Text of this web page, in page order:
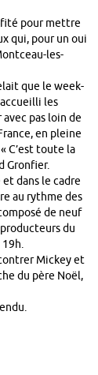
pour mettre
qui, pour un oui
les-
que le week-
les
pas loin de
en pleine
C’est toute la
Gronfier.
dans le cadre
au rythme des
de neuf
du
19h.
Mickey et
du père Noël,